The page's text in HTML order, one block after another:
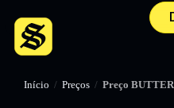
Início / Preços / Preço